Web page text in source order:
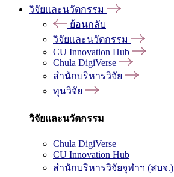
วิจัยและนวัตกรรม
ย้อนกลับ
วิจัยและนวัตกรรม
CU Innovation Hub
Chula DigiVerse
สำนักบริหารวิจัย
ทุนวิจัย
วิจัยและนวัตกรรม
Chula DigiVerse
CU Innovation Hub
สำนักบริหารวิจัยจุฬาฯ (สบจ.)